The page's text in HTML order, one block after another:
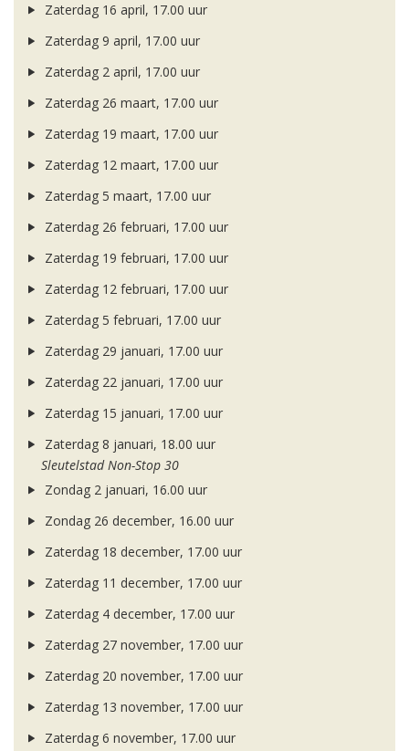
Zaterdag 16 april, 17.00 uur
Zaterdag 9 april, 17.00 uur
Zaterdag 2 april, 17.00 uur
Zaterdag 26 maart, 17.00 uur
Zaterdag 19 maart, 17.00 uur
Zaterdag 12 maart, 17.00 uur
Zaterdag 5 maart, 17.00 uur
Zaterdag 26 februari, 17.00 uur
Zaterdag 19 februari, 17.00 uur
Zaterdag 12 februari, 17.00 uur
Zaterdag 5 februari, 17.00 uur
Zaterdag 29 januari, 17.00 uur
Zaterdag 22 januari, 17.00 uur
Zaterdag 15 januari, 17.00 uur
Zaterdag 8 januari, 18.00 uur
Sleutelstad Non-Stop 30
Zondag 2 januari, 16.00 uur
Zondag 26 december, 16.00 uur
Zaterdag 18 december, 17.00 uur
Zaterdag 11 december, 17.00 uur
Zaterdag 4 december, 17.00 uur
Zaterdag 27 november, 17.00 uur
Zaterdag 20 november, 17.00 uur
Zaterdag 13 november, 17.00 uur
Zaterdag 6 november, 17.00 uur